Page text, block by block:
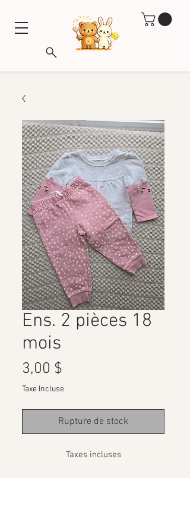
Ens. 2 pièces 18
mois
3,00 $
Taxe Incluse
Rupture de stock
Taxes incluses